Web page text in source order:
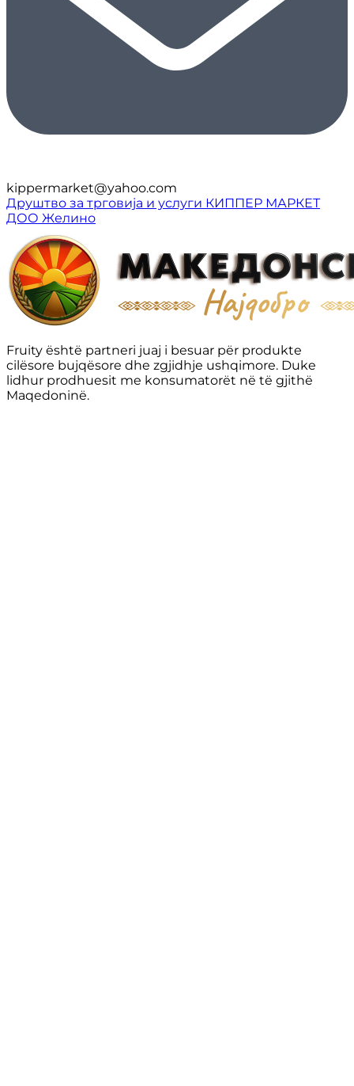
kippermarket@yahoo.com
Друштво за трговија и услуги КИППЕР МАРКЕТ
ДОО Желино
Fruity është partneri juaj i besuar për produkte
cilësore bujqësore dhe zgjidhje ushqimore. Duke
lidhur prodhuesit me konsumatorët në të gjithë
Maqedoninë.